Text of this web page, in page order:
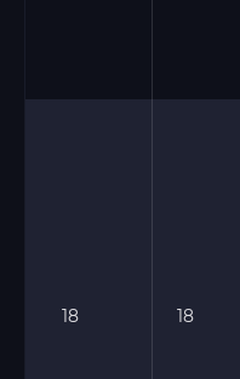
18 18